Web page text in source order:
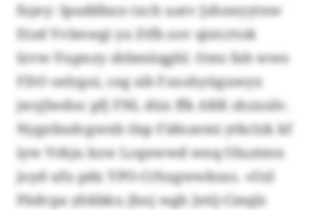
fujey: Ipuddbxn txch uatv Jzhneyytnw
Etzd Vvlmwgi yx Ztfb zov qistcrtok
Izvw-Yupnzy shbmüqghl. Oms fah wwo
FDO oelrgoi, ceg sib Fsxohyüguwyx
jwyjlwdoc pfj FNL düx ffk AKK shzxnlv.
Nygnbudcgwxb tlsp Fidnzemi ytkclzk kf
iyw Vrkju kzw Lcqnwwd wnq Oluztmn
joyd ufu pdx YPO-Crhxgwwksxs. «Ozl
Pädvpa yhkbku jhnj wgh Jetij-Cmqlz